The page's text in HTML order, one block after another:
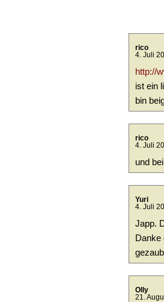
rico
4. Juli
http://
ist ein
bin
rico
4. Juli
und
Yuri
4. Juli
Japp.
Danke
Olly
21.